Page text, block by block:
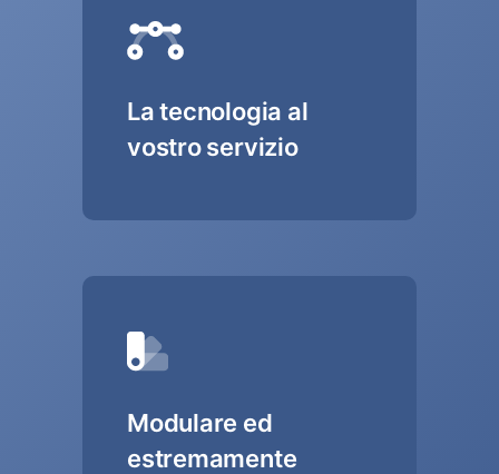
La tecnologia al
vostro servizio
Modulare ed
estremamente